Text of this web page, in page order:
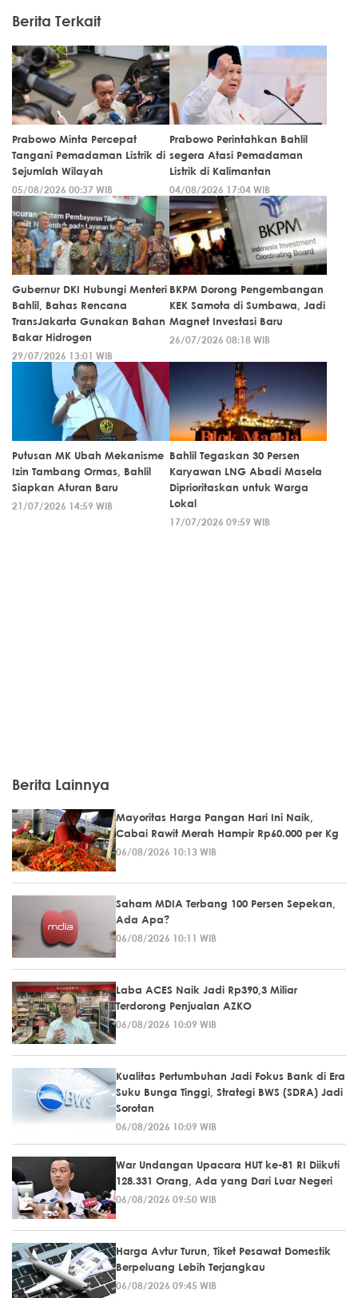
Berita Terkait
Prabowo Minta Percepat
Tangani Pemadaman Listrik di
Sejumlah Wilayah
05/08/2026 00:37 WIB
Prabowo Perintahkan Bahlil
segera Atasi Pemadaman
Listrik di Kalimantan
04/08/2026 17:04 WIB
Gubernur DKI Hubungi Menteri
Bahlil, Bahas Rencana
TransJakarta Gunakan Bahan
Bakar Hidrogen
29/07/2026 13:01 WIB
BKPM Dorong Pengembangan
KEK Samota di Sumbawa, Jadi
Magnet Investasi Baru
26/07/2026 08:18 WIB
Putusan MK Ubah Mekanisme
Izin Tambang Ormas, Bahlil
Siapkan Aturan Baru
21/07/2026 14:59 WIB
Bahlil Tegaskan 30 Persen
Karyawan LNG Abadi Masela
Diprioritaskan untuk Warga
Lokal
17/07/2026 09:59 WIB
Berita Lainnya
Mayoritas Harga Pangan Hari Ini Naik,
Cabai Rawit Merah Hampir Rp60.000 per Kg
06/08/2026 10:13 WIB
Saham MDIA Terbang 100 Persen Sepekan,
Ada Apa?
06/08/2026 10:11 WIB
Laba ACES Naik Jadi Rp390,3 Miliar
Terdorong Penjualan AZKO
06/08/2026 10:09 WIB
Kualitas Pertumbuhan Jadi Fokus Bank di Era
Suku Bunga Tinggi, Strategi BWS (SDRA) Jadi
Sorotan
06/08/2026 10:09 WIB
War Undangan Upacara HUT ke-81 RI Diikuti
128.331 Orang, Ada yang Dari Luar Negeri
06/08/2026 09:50 WIB
Harga Avtur Turun, Tiket Pesawat Domestik
Berpeluang Lebih Terjangkau
06/08/2026 09:45 WIB